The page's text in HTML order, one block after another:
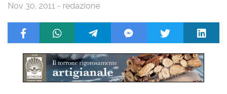
Nov 30, 2011 - redazione